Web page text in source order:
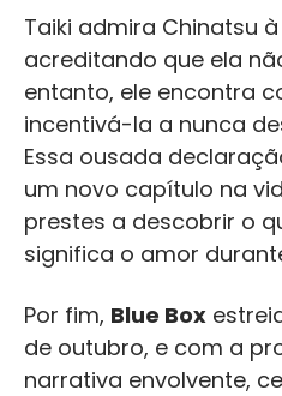
Taiki admira Chinatsu
acreditando que ela
entanto, ele encontra
incentivá-la a nunca
Essa ousada
um novo capítulo na
prestes a descobrir o
significa o amor
Por fim, Blue Box
de outubro, e com a
narrativa envolvente,